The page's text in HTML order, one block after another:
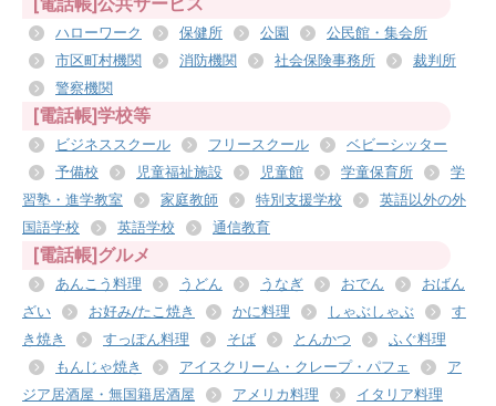
ハローワーク 保健所 公園
公民館・集会所
市区町村機関
消防機関 社会保険事務所
裁判所
警察機関
[電話帳]学校等
ビジネススクール フリースクール
ベビーシッター
予備校
児童福祉施設 児童館 学童保育所
学
習塾・進学教室
家庭教師 特別支援学校
英語以外の外
国語学校
英語学校 通信教育
[電話帳]グルメ
あんこう料理 うどん うなぎ おでん
おばん
ざい
お好み/たこ焼き かに料理 しゃぶしゃぶ
す
き焼き
すっぽん料理 そば とんかつ
ふぐ料理
もんじゃ焼き
アイスクリーム・クレープ・パフェ
ア
ジア居酒屋・無国籍居酒屋
アメリカ料理
イタリア料理